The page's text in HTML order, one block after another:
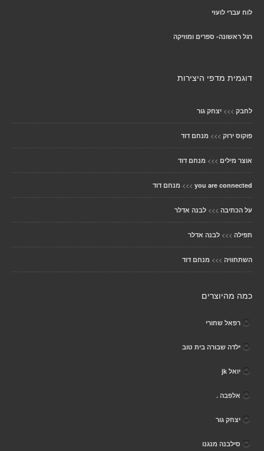
לוח עברי לועזי
רגל ראשונה- ספרים ומוזיקה
דוגמית מדפי היצירות
לחבק >>> יצחק גור
פוקוס ירוק >>> מנחם דוד
אוצר מילים >>> מנחם דוד
you are connected
>>> מנחם דוד
על הכתיבה >>> לבנה אדלר
תפילה >>> לבנה אדלר
השתחוויה >>> מנחם דוד
כמה מהיוצרים
רפאל שחורי
ילדה שבורה בית טוב
יואל jk
אלפבה .
יצחק גור
סילבנה מנגנו